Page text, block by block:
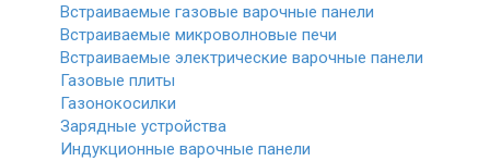
Встраиваемые газовые варочные панели
Встраиваемые микроволновые печи
Встраиваемые электрические варочные панели
Газовые плиты
Газонокосилки
Зарядные устройства
Индукционные варочные панели